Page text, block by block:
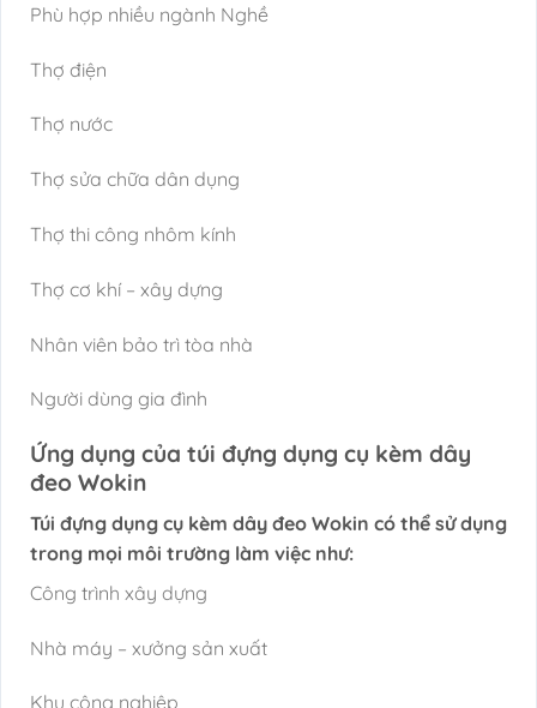
Phù hợp nhiều ngành Nghề
Thợ điện
Thợ nước
Thợ sửa chữa dân dụng
Thợ thi công nhôm kính
Thợ cơ khí – xây dựng
Nhân viên bảo trì tòa nhà
Người dùng gia đình
Ứng dụng của túi đựng dụng cụ kèm dây
đeo Wokin
Túi đựng dụng cụ kèm dây đeo Wokin có thể sử dụng
trong mọi môi trường làm việc như:
Công trình xây dựng
Nhà máy – xưởng sản xuất
Khu công nghiệp